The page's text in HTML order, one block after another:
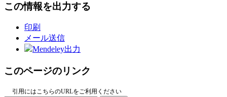
この情報を出力する
印刷
メール送信
Mendeley出力
このページのリンク
引用にはこちらのURLをご利用ください